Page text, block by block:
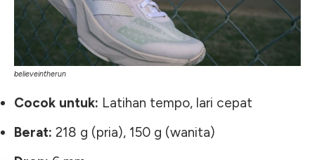
believeintherun
Cocok untuk: Latihan tempo, lari cepat
Berat: 218 g (pria), 150 g (wanita)